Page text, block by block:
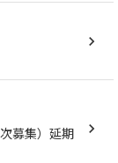
募集）延期